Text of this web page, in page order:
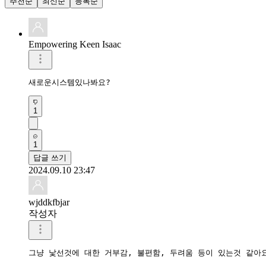
Empowering Keen Isaac
새로운시스템있나봐요?
1
1
답글 쓰기
2024.09.10 23:47
wjddkfbjar
작성자
그냥 낯선것에 대한 거부감, 불편함, 두려움 등이 있는것 같아